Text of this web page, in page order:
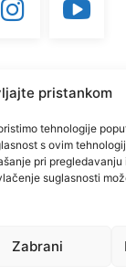
pristankom
tehnologije
s ovim
pri
suglasnosti
Zabrani